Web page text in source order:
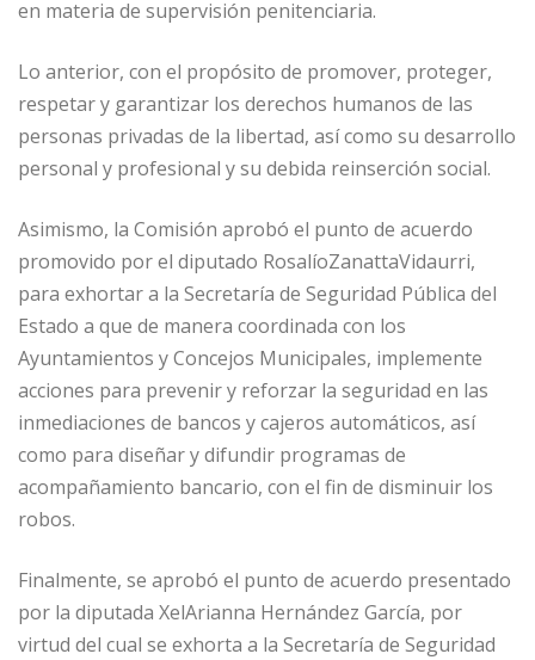
en materia de supervisión penitenciaria.
Lo anterior, con el propósito de promover, proteger,
respetar y garantizar los derechos humanos de las
personas privadas de la libertad, así como su desarrollo
personal y profesional y su debida reinserción social.
Asimismo, la Comisión aprobó el punto de acuerdo
promovido por el diputado RosalíoZanattaVidaurri,
para exhortar a la Secretaría de Seguridad Pública del
Estado a que de manera coordinada con los
Ayuntamientos y Concejos Municipales, implemente
acciones para prevenir y reforzar la seguridad en las
inmediaciones de bancos y cajeros automáticos, así
como para diseñar y difundir programas de
acompañamiento bancario, con el fin de disminuir los
robos.
Finalmente, se aprobó el punto de acuerdo presentado
por la diputada XelArianna Hernández García, por
virtud del cual se exhorta a la Secretaría de Seguridad